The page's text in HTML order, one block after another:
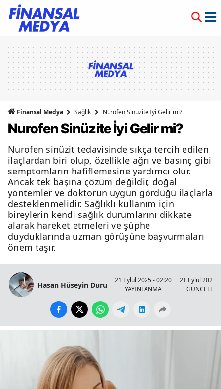
Finansal Medya Sağlık Nurofen Sinüzite İyi Gelir mi?
Nurofen Sinüzite İyi Gelir mi?
Nurofen sinüzit tedavisinde sıkça tercih edilen
ilaçlardan biri olup, özellikle ağrı ve basınç gibi
semptomların hafiflemesine yardımcı olur.
Ancak tek başına çözüm değildir, doğal
yöntemler ve doktorun uygun gördüğü ilaçlarla
desteklenmelidir. Sağlıklı kullanım için
bireylerin kendi sağlık durumlarını dikkate
alarak hareket etmeleri ve şüphe
duyduklarında uzman görüşüne başvurmaları
önem taşır.
Hasan Hüseyin Duru
21 Eylül 2025 - 02:20
YAYINLANMA
21 Eylül 2025